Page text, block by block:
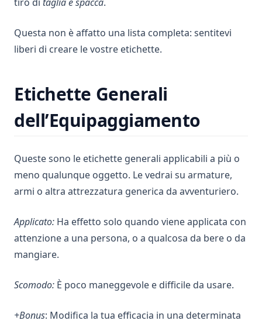
Questa non è affatto una lista completa: sentitevi
liberi di creare le vostre etichette.
Etichette Generali
dell’Equipaggiamento
Queste sono le etichette generali applicabili a più o
meno qualunque oggetto. Le vedrai su armature,
armi o altra attrezzatura generica da avventuriero.
Applicato: Ha effetto solo quando viene applicata con
attenzione a una persona, o a qualcosa da bere o da
mangiare.
Scomodo: È poco maneggevole e difficile da usare.
+Bonus: Modifica la tua efficacia in una determinata